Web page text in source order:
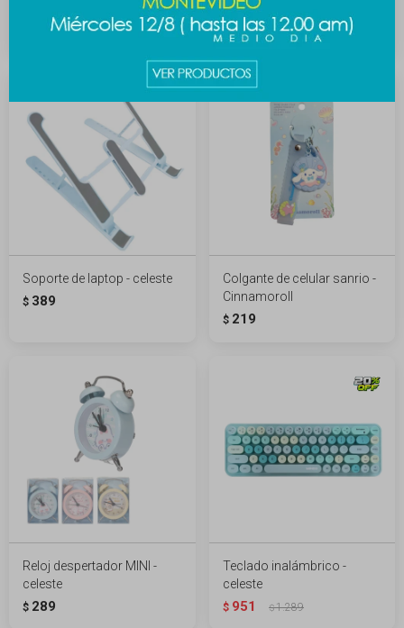
489
celeste
$ 1.189
Soporte de laptop - celeste
$ 389
Colgante de celular sanrio -
Cinnamoroll
$ 219
Reloj despertador MINI -
celeste
$ 289
Teclado inalámbrico -
celeste
$ 951 $1.289